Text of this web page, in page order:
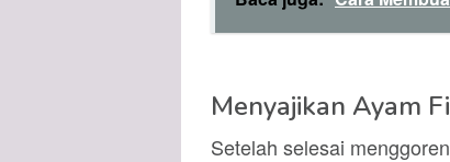
Menyajikan Ayam
Setelah selesai